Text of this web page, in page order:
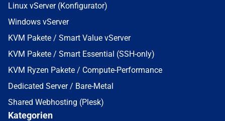
Linux vServer (Konfigurator)
Windows vServer
KVM Pakete / Smart Value vServer
KVM Pakete / Smart Essential (SSH-only)
KVM Ryzen Pakete / Compute-Performance
Dedicated Server / Bare-Metal
Shared Webhosting (Plesk)
Kategorien